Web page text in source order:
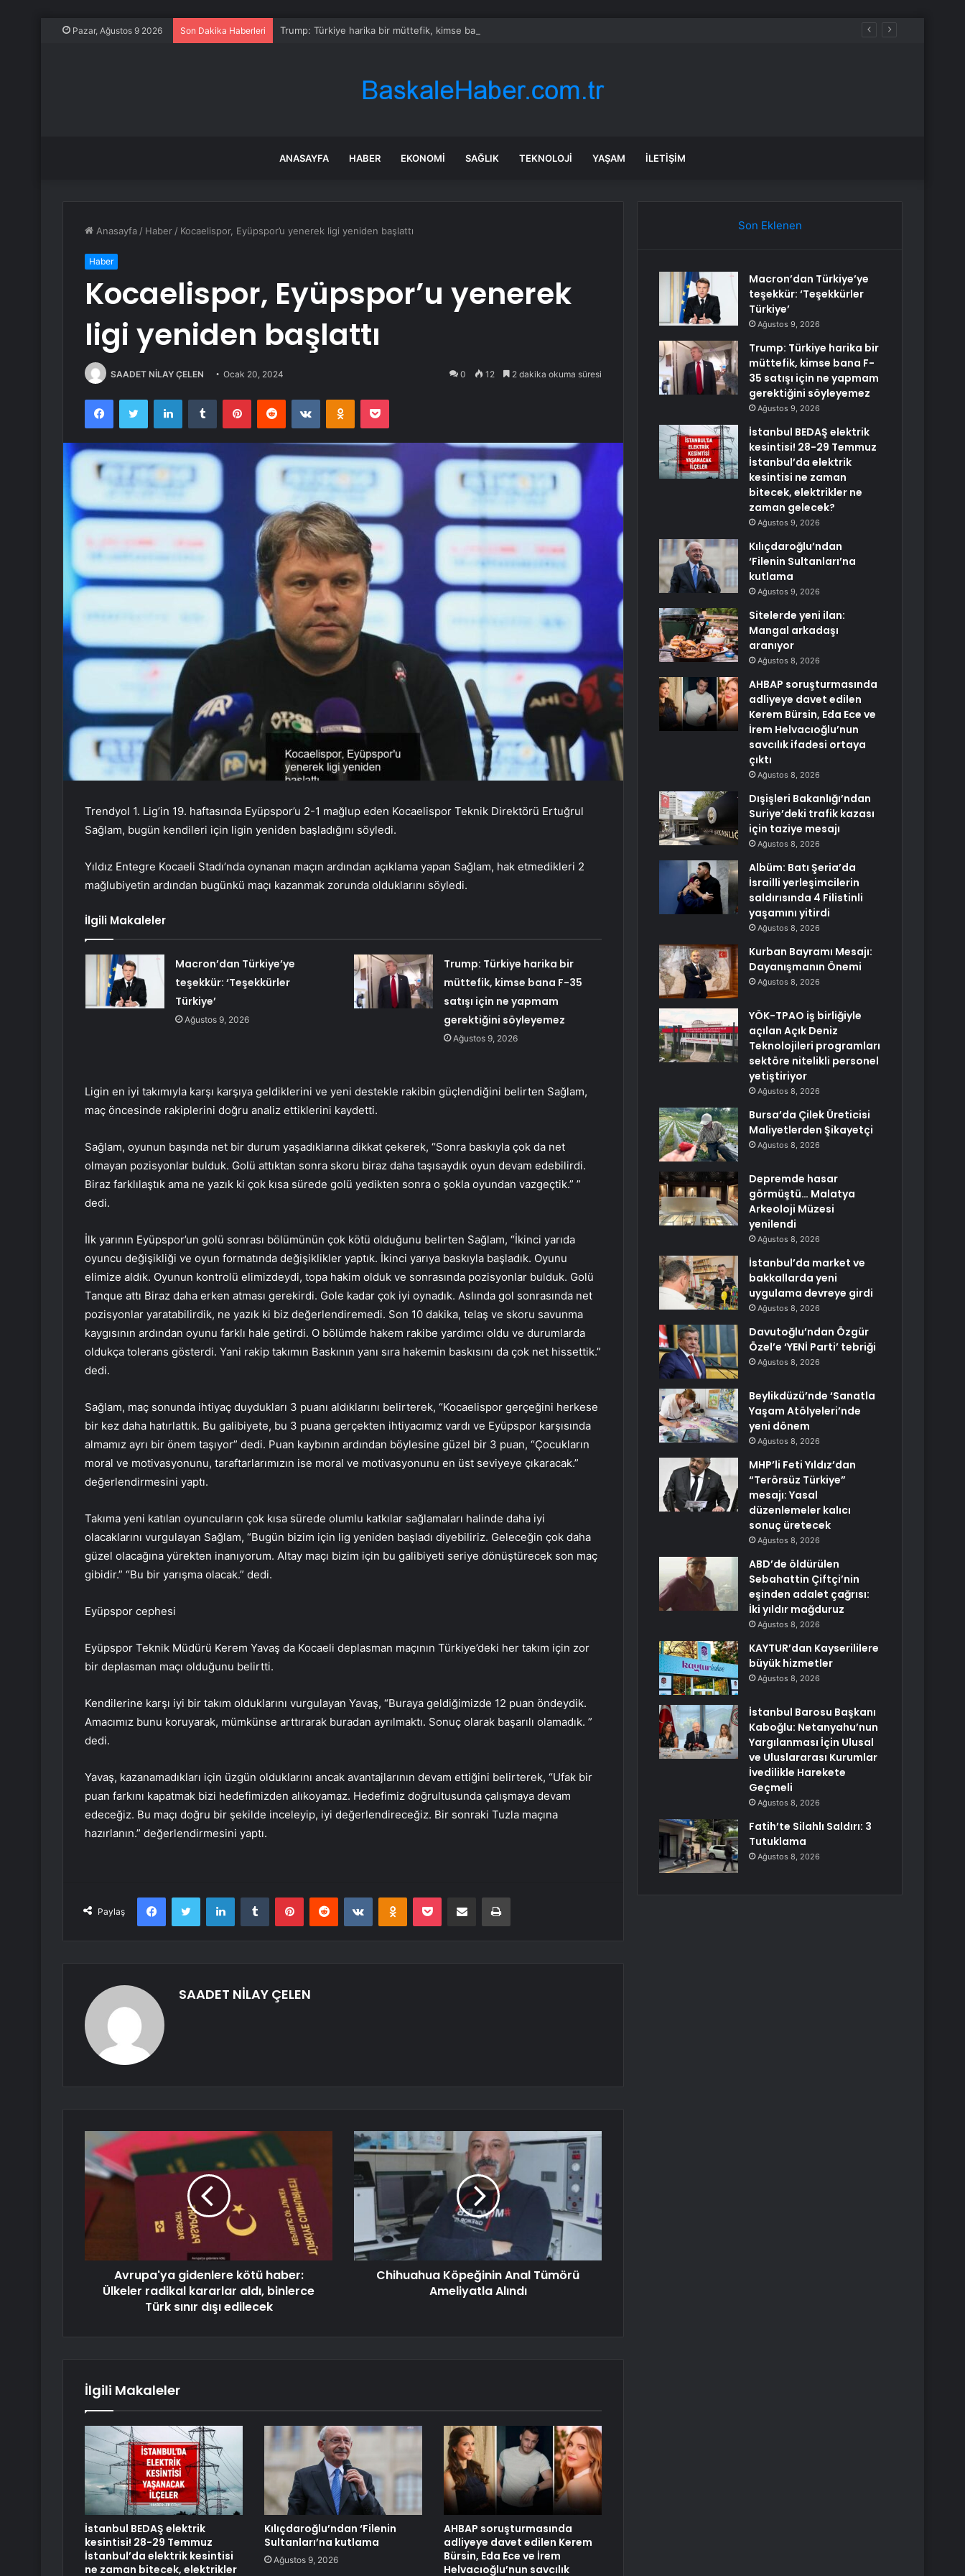
Pazar, Ağustos 9 2026 Son Dakika Haberleri Trump: Türkiye harika bir müttefik, kimse bana F-35 satışı için ne yapmam gerektiğini söyleyemez
ANASAYFA HABER EKONOMI SAĞLIK TEKNOLOJI YAŞAM İLETIŞIM
Anasayfa / Haber / Kocaelispor, Eyüpspor’u yenerek ligi yeniden başlattı
Haber
Kocaelispor, Eyüpspor’u yenerek
ligi yeniden başlattı
SAADET NİLAY ÇELEN Ocak 20, 2024 0 12 2 dakika okuma süresi
FacebookTwitter LinkedInTumblr PinterestReddit VKontakteOdnoklassniki
Pocket
Trendyol 1. Lig’in 19. haftasında Eyüpspor’u 2-1 mağlup eden Kocaelispor Teknik Direktörü Ertuğrul
Sağlam, bugün kendileri için ligin yeniden başladığını söyledi.
Yıldız Entegre Kocaeli Stadı’nda oynanan maçın ardından açıklama yapan Sağlam, hak etmedikleri 2
mağlubiyetin ardından bugünkü maçı kazanmak zorunda olduklarını söyledi.
İlgili Makaleler
Macron’dan Türkiye’ye
teşekkür: ‘Teşekkürler
Türkiye’
Ağustos 9, 2026
Trump: Türkiye harika bir
müttefik, kimse bana F-35
satışı için ne yapmam
gerektiğini söyleyemez
Ağustos 9, 2026
Ligin en iyi takımıyla karşı karşıya geldiklerini ve yeni destekle rakibin güçlendiğini belirten Sağlam,
maç öncesinde rakiplerini doğru analiz ettiklerini kaydetti.
Sağlam, oyunun başında net bir durum yaşadıklarına dikkat çekerek, “Sonra baskıyla çok da net
olmayan pozisyonlar bulduk. Golü attıktan sonra skoru biraz daha taşısaydık oyun devam edebilirdi.
Biraz farklılaştık ama ne yazık ki çok kısa sürede golü yedikten sonra o şokla oyundan vazgeçtik.” ”
dedi.
İlk yarının Eyüpspor’un golü sonrası bölümünün çok kötü olduğunu belirten Sağlam, “İkinci yarıda
oyuncu değişikliği ve oyun formatında değişiklikler yaptık. İkinci yarıya baskıyla başladık. Oyunu
elimize aldık. Oyunun kontrolü elimizdeydi, topa hakim olduk ve sonrasında pozisyonlar bulduk. Golü
Tanque attı Biraz daha erken atması gerekirdi. Gole kadar çok iyi oynadık. Aslında gol sonrasında net
pozisyonlar yaratabilirdik, ne yazık ki biz değerlendiremedi. Son 10 dakika, telaş ve skoru savunma
kaygısının ardından oyunu farklı hale getirdi. O bölümde hakem rakibe yardımcı oldu ve durumlarda
oldukça tolerans gösterdi. Yani rakip takımın Baskının yanı sıra hakemin baskısını da çok net hissettik.”
dedi.
Sağlam, maç sonunda ihtiyaç duydukları 3 puanı aldıklarını belirterek, “Kocaelispor gerçeğini herkese
bir kez daha hatırlattık. Bu galibiyete, bu 3 puana gerçekten ihtiyacımız vardı ve Eyüpspor karşısında
almamız ayrı bir önem taşıyor” dedi. Puan kaybının ardından böylesine güzel bir 3 puan, “Çocukların
moral ve motivasyonunu, taraftarlarımızın ise moral ve motivasyonunu en üst seviyeye çıkaracak.”
değerlendirmesini yaptı.
Takıma yeni katılan oyuncuların çok kısa sürede olumlu katkılar sağlamaları halinde daha iyi
olacaklarını vurgulayan Sağlam, “Bugün bizim için lig yeniden başladı diyebiliriz. Geleceğin çok daha
güzel olacağına yürekten inanıyorum. Altay maçı bizim için bu galibiyeti seriye dönüştürecek son maç
gibidir.” “Bu bir yarışma olacak.” dedi.
Eyüpspor cephesi
Eyüpspor Teknik Müdürü Kerem Yavaş da Kocaeli deplasman maçının Türkiye’deki her takım için zor
bir deplasman maçı olduğunu belirtti.
Kendilerine karşı iyi bir takım olduklarını vurgulayan Yavaş, “Buraya geldiğimizde 12 puan öndeydik.
Amacımız bunu koruyarak, mümkünse arttırarak buradan ayrılmaktı. Sonuç olarak başarılı olamadık. ”
dedi.
Yavaş, kazanamadıkları için üzgün olduklarını ancak avantajlarının devam ettiğini belirterek, “Ufak bir
puan farkını kapatmak bizi hedefimizden alıkoyamaz. Hedefimiz doğrultusunda çalışmaya devam
edeceğiz. Bu maçı doğru bir şekilde inceleyip, iyi değerlendireceğiz. Bir sonraki Tuzla maçına
hazırlanın.” değerlendirmesini yaptı.
Paylaş
FacebookTwitter LinkedInTumblr PinterestReddit VKontakteOdnoklassniki
Pocket E-Posta ile paylaş Yazdır
SAADET NİLAY ÇELEN
Avrupa'ya gidenlere kötü haber:
Ülkeler radikal kararlar aldı, binlerce
Türk sınır dışı edilecek
Chihuahua Köpeğinin Anal Tümörü
Ameliyatla Alındı
İlgili Makaleler
İstanbul BEDAŞ elektrik
kesintisi! 28-29 Temmuz
İstanbul’da elektrik kesintisi
ne zaman bitecek, elektrikler
Kılıçdaroğlu’ndan ‘Filenin
Sultanları’na kutlama
Ağustos 9, 2026
AHBAP soruşturmasında
adliyeye davet edilen Kerem
Bürsin, Eda Ece ve İrem
Helvacıoğlu’nun savcılık
Son Eklenen
Macron’dan Türkiye’ye
teşekkür: ‘Teşekkürler
Türkiye’
Ağustos 9, 2026
Trump: Türkiye harika bir
müttefik, kimse bana F-
35 satışı için ne yapmam
gerektiğini söyleyemez
Ağustos 9, 2026
İstanbul BEDAŞ elektrik
kesintisi! 28-29 Temmuz
İstanbul’da elektrik
kesintisi ne zaman
bitecek, elektrikler ne
zaman gelecek?
Ağustos 9, 2026
Kılıçdaroğlu’ndan
‘Filenin Sultanları’na
kutlama
Ağustos 9, 2026
Sitelerde yeni ilan:
Mangal arkadaşı
aranıyor
Ağustos 8, 2026
AHBAP soruşturmasında
adliyeye davet edilen
Kerem Bürsin, Eda Ece ve
İrem Helvacıoğlu’nun
savcılık ifadesi ortaya
çıktı
Ağustos 8, 2026
Dışişleri Bakanlığı’ndan
Suriye’deki trafik kazası
için taziye mesajı
Ağustos 8, 2026
Albüm: Batı Şeria’da
İsrailli yerleşimcilerin
saldırısında 4 Filistinli
yaşamını yitirdi
Ağustos 8, 2026
Kurban Bayramı Mesajı:
Dayanışmanın Önemi
Ağustos 8, 2026
YÖK-TPAO iş birliğiyle
açılan Açık Deniz
Teknolojileri programları
sektöre nitelikli personel
yetiştiriyor
Ağustos 8, 2026
Bursa’da Çilek Üreticisi
Maliyetlerden Şikayetçi
Ağustos 8, 2026
Depremde hasar
görmüştü… Malatya
Arkeoloji Müzesi
yenilendi
Ağustos 8, 2026
İstanbul’da market ve
bakkallarda yeni
uygulama devreye girdi
Ağustos 8, 2026
Davutoğlu’ndan Özgür
Özel’e ‘YENİ Parti’ tebriği
Ağustos 8, 2026
Beylikdüzü’nde ‘Sanatla
Yaşam Atölyeleri’nde
yeni dönem
Ağustos 8, 2026
MHP’li Feti Yıldız’dan
“Terörsüz Türkiye”
mesajı: Yasal
düzenlemeler kalıcı
sonuç üretecek
Ağustos 8, 2026
ABD’de öldürülen
Sebahattin Çiftçi’nin
eşinden adalet çağrısı:
İki yıldır mağduruz
Ağustos 8, 2026
KAYTUR’dan Kayserililere
büyük hizmetler
Ağustos 8, 2026
İstanbul Barosu Başkanı
Kaboğlu: Netanyahu’nun
Yargılanması İçin Ulusal
ve Uluslararası Kurumlar
İvedilikle Harekete
Geçmeli
Ağustos 8, 2026
Fatih’te Silahlı Saldırı: 3
Tutuklama
Ağustos 8, 2026